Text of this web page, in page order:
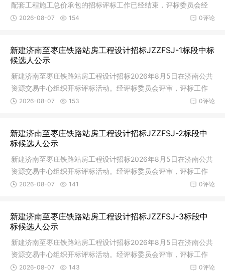
配套工程施工总价承包的招标评标工作已经结束，评标委员会经
评审推荐
0评论
2026-08-07 154
新建济南至枣庄铁路站房工程设计招标JZZFSJ-1标段中标
候选人公示
新建济南至枣庄铁路站房工程设计招标2026年8月5日在济南公共
资源交易中心组织开标评标活动。经评标委员会评审，评标工作
已完成。
0评论
2026-08-07 153
新建济南至枣庄铁路站房工程设计招标JZZFSJ-2标段中
标候选人公示
新建济南至枣庄铁路站房工程设计招标2026年8月5日在济南公共
资源交易中心组织开标评标活动。经评标委员会评审，评标工作
已完成。
0评论
2026-08-07 141
新建济南至枣庄铁路站房工程设计招标JZZFSJ-3标段中
标候选人公示
新建济南至枣庄铁路站房工程设计招标2026年8月5日在济南公共
资源交易中心组织开标评标活动。经评标委员会评审，评标工作
已完成。
0评论
2026-08-07 143